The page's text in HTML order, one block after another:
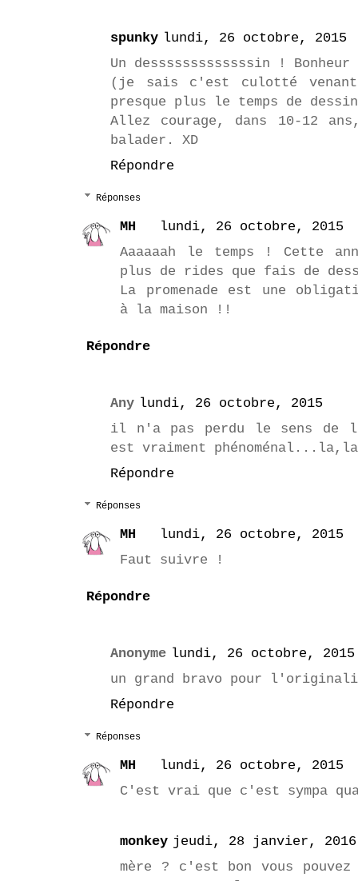
spunky lundi, 26 octobre, 2015
Un desssssssssssssin !
(je sais c'est culotté
presque plus le temps de
Allez courage, dans 10-12
balader. XD
Répondre
Réponses
MH
lundi, 26 octobre, 2015
Aaaaaah le temps ! Cette
plus de rides que fais de
La promenade est une
à la maison !!
Répondre
Any lundi, 26 octobre, 2015
il n'a pas perdu le sens
est vraiment
Répondre
Réponses
MH
lundi, 26 octobre, 2015
Faut suivre !
Répondre
Anonyme lundi, 26 octobre, 2015
un grand bravo pour
Répondre
Réponses
MH
lundi, 26 octobre, 2015
C'est vrai que c'est sympa
monkey jeudi, 28 janvier, 2016
mère ? c'est bon vous